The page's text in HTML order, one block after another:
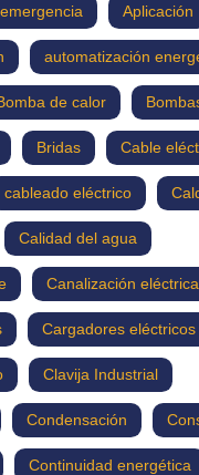
Aplicación
automatización
de calor
Bridas Cable
cableado eléctrico
Calidad del agua
Canalización eléctrica
Cargadores eléctricos
Clavija Industrial
Condensación
Continuidad energética